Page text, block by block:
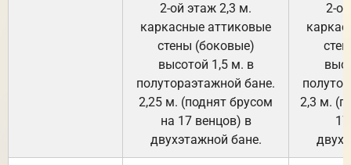
2-ой этаж 2,3 м.
каркасные аттиковые
стены (боковые)
высотой 1,5 м. в
полутораэтажной бане.
2,25 м. (поднят брусом
на 17 венцов) в
двухэтажной бане.
2-
2,3 м.